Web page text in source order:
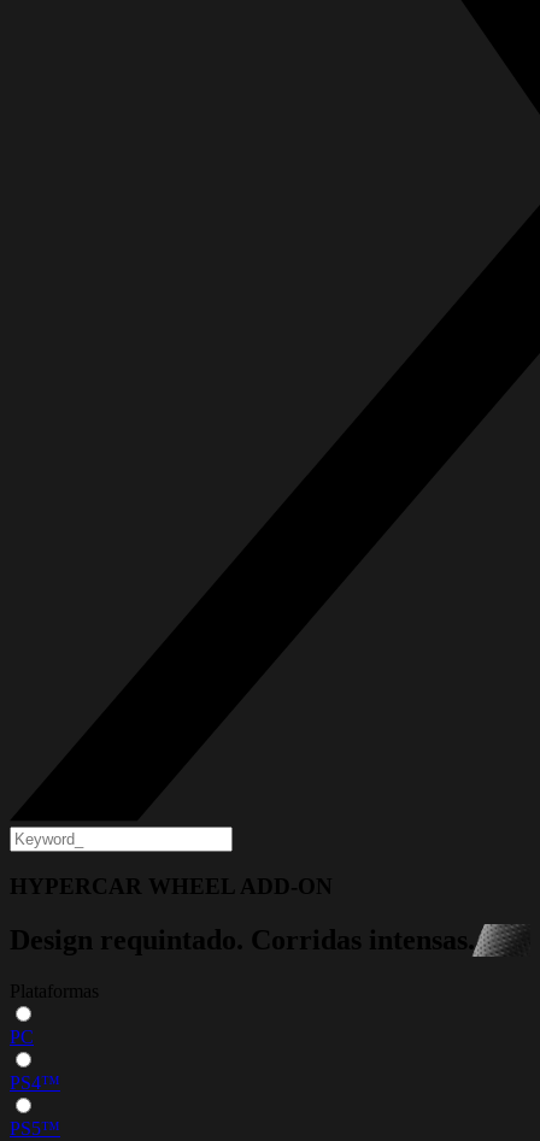
HYPERCAR WHEEL ADD-ON
Design requintado. Corridas intensas.
Plataformas
PC
PS4™
PS5™